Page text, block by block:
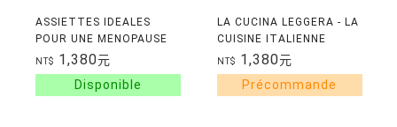
ASSIETTES IDEALES
POUR UNE MENOPAUSE
AU NATUREL - RECETTES
& CONSEILS 100%
NATURO
NT$ 1,380元
LA CUCINA LEGGERA - LA
CUISINE ITALIENNE
LEGERE ET GOURMANDE
NT$ 1,380元